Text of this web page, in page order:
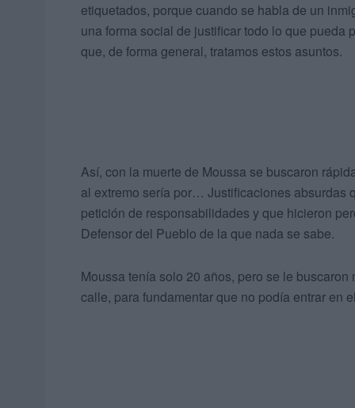
etiquetados, porque cuando se habla de un
una forma social de justificar todo lo que pueda
que, de forma general, tratamos estos asuntos.
Así, con la muerte de Moussa se buscaron
al extremo sería por… Justificaciones absurdas
petición de responsabilidades y que hicieron
Defensor del Pueblo de la que nada se sabe.
Moussa tenía solo 20 años, pero se le
calle, para fundamentar que no podía entrar en